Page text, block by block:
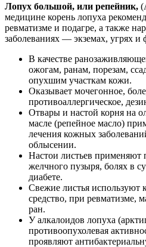
Лопух большой, или репейник,
медицине корень лопуха
ревматизме и подагре, а также
заболеваниях — экземах, угрях и
В качестве
ожогам, ранам, порезам,
опухшим участкам кожи.
Оказывает мочегонное,
противоаллергическое,
Отвары и настой корня на
масле (репейное масло)
лечения кожных
облысении.
Настои листьев применяют
желчного пузыря, болях в
диабете.
Свежие листья
средство, при ревматизме,
ран.
У алкалоидов лопуха
противоопухолевая
проявляют